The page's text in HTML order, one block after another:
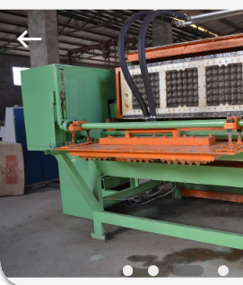
THUIS
PRODUCTEN
VIDEOS
OVER
Jinan
Wanyou
Packing
Machinery
Factory.
Rights
Reserved.